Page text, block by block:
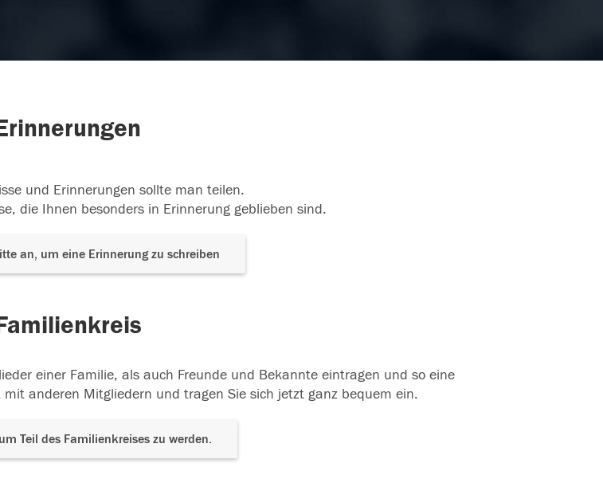
und Erinnerungen sollte man teilen.
die Ihnen besonders in Erinnerung geblieben sind.
an, um eine Erinnerung zu schreiben
einer Familie, als auch Freunde und Bekannte eintragen und so eine
anderen Mitgliedern und tragen Sie sich jetzt ganz bequem ein.
Teil des Familienkreises zu werden.